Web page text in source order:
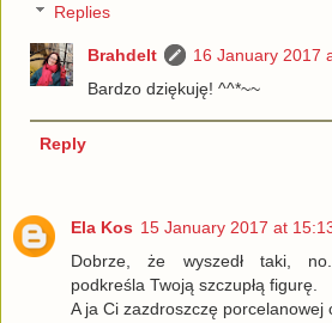
Replies
Brahdelt
16 January 2017
Bardzo dziękuję! ^^*~~
Reply
Ela Kos 15 January 2017 at
Dobrze, że wyszedł taki,
podkreśla Twoją szczupłą figurę.
A ja Ci zazdroszczę porcelanowej